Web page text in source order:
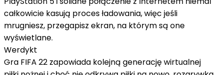
całkowicie kasują proces ładowania, więc jeśli
mrugniesz, przegapisz ekran, na którym są one
wyświetlane.
Werdykt
Gra FIFA 22 zapowiada kolejną generację wirtualnej